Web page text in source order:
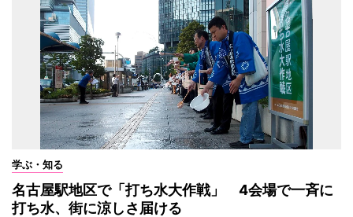
学ぶ・知る
名古屋駅地区で「打ち水大作戦」 4会場で一斉に
打ち水、街に涼しさ届ける